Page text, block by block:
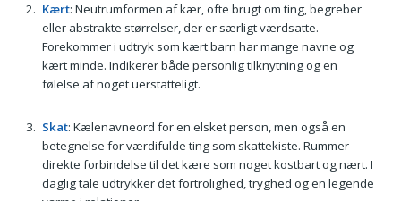
Kært: Neutrumformen af kær, ofte brugt om ting, begreber
eller abstrakte størrelser, der er særligt værdsatte.
Forekommer i udtryk som kært barn har mange navne og
kært minde. Indikerer både personlig tilknytning og en
følelse af noget uerstatteligt.
Skat: Kælenavneord for en elsket person, men også en
betegnelse for værdifulde ting som skattekiste. Rummer
direkte forbindelse til det kære som noget kostbart og nært. I
daglig tale udtrykker det fortrolighed, tryghed og en legende